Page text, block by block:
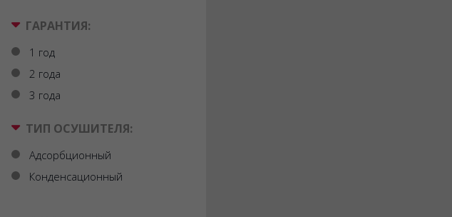
ГАРАНТИЯ:
1 год
2 года
3 года
ТИП ОСУШИТЕЛЯ:
Адсорбционный
Конденсационный